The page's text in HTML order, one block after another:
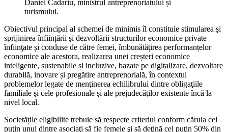
Daniel Cadariu, ministrul antreprenoriatului și
turismului.
Obiectivul principal al schemei de minimis îl constituie stimularea şi
sprijinirea înființării şi dezvoltării structurilor economice private
înfiinţate și conduse de către femei, îmbunătățirea performanțelor
economice ale acestora, realizarea unei creșteri economice
inteligente, sustenabile și incluzive, bazate pe digitalizare, dezvoltare
durabilă, inovare și pregătire antreprenorială, în contextul
problemelor legate de menţinerea echilibrului dintre obligaţiile
familiale şi cele profesionale şi ale prejudecăţilor existente încă la
nivel local.
Societățile eligibilite trebuie să respecte criteriul conform căruia cel
puţin unul dintre asociaţi să fie femeie şi să deţină cel puţin 50% din